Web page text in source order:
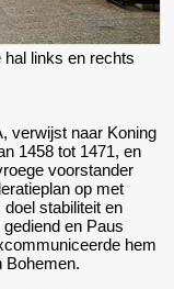
hal links en rechts
verwijst naar Koning
1458 tot 1471, en
voorstander
op met
stabiliteit en
en Paus
hem
Bohemen.